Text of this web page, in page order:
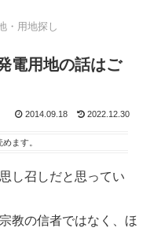
・用地探し
電用地の話はご
2014.09.18 2022.12.30
めます。
し召しだと思ってい
教の信者ではなく、ほ